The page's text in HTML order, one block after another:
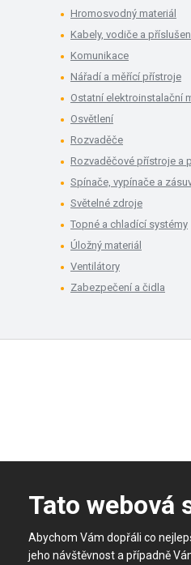
Tato webová
Abychom Vám dopřáli co
jeho návštěvnost a případně
Hromosvodný materiál
Kabely, vodiče a
Komunikace
Nářadí a měřící přístroje
Ostatní elektroinstalační
Osvětlení
Rozvaděče
Rozvaděčové přístroje a
Spínače, vypínače a
Světelné zdroje
Topné a chladící systémy
Úložný materiál
Ventilátory
Zabezpečení a čidla